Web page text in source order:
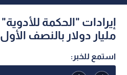
مليار دولار بالنصف الأول
استمع للخبر: